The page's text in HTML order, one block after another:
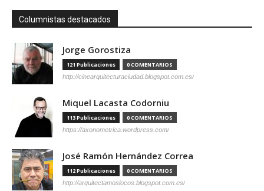
Columnistas destacados
Jorge Gorostiza
121 Publicaciones 0 COMENTARIOS
http://cinearquitecturaciudad.blogspot.com.es/
Miquel Lacasta Codorniu
113 Publicaciones 0 COMENTARIOS
https://axonometrica.wordpress.com/
José Ramón Hernández Correa
112 Publicaciones 0 COMENTARIOS
http://arquitectamoslocos.blogspot.com.es/